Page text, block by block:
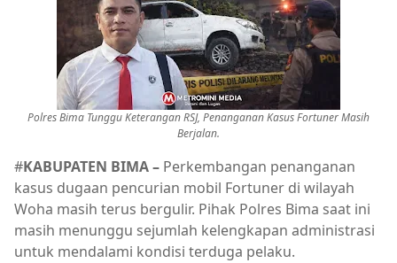
Polres Bima Tunggu Keterangan RSJ, Penanganan Kasus Fortuner Masih
Berjalan.
#KABUPATEN BIMA – Perkembangan penanganan
kasus dugaan pencurian mobil Fortuner di wilayah
Woha masih terus bergulir. Pihak Polres Bima saat ini
masih menunggu sejumlah kelengkapan administrasi
untuk mendalami kondisi terduga pelaku.